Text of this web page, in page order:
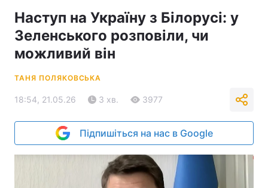
Наступ на Україну з Білорусі: у
Зеленського розповіли, чи
можливий він
ТАНЯ ПОЛЯКОВСЬКА
18:54, 21.05.26 3 хв. 3977
Підпишіться на нас в Google